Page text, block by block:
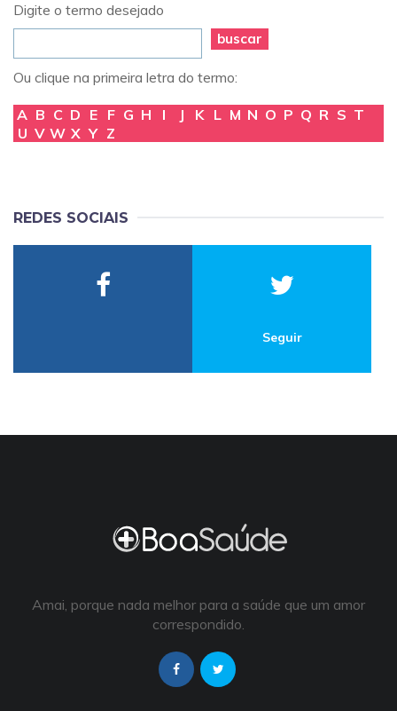
Digite o termo desejado
buscar
Ou clique na primeira letra do termo:
A B C D E F G H I J K L M N O P Q R S T
U V W X Y Z
REDES SOCIAIS
Seguir
Amai, porque nada melhor para a saúde que um amor
correspondido.